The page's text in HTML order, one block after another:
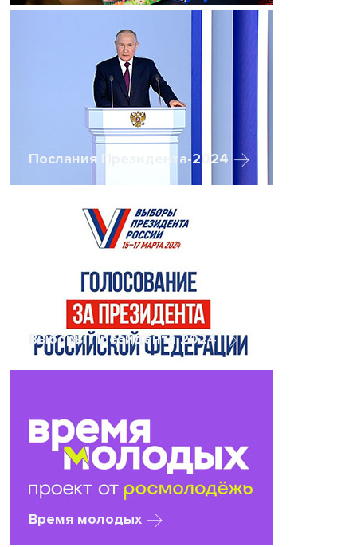
Послания Президента-2024
Выборы Президента 2024
Время молодых